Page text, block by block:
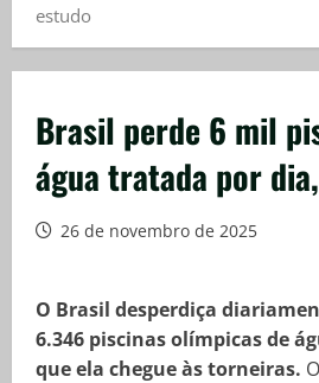
estudo
Brasil perde 6 mil
água tratada por
26 de novembro de 2025
O Brasil desperdiça
6.346 piscinas olímpicas de
que ela chegue às torneiras.